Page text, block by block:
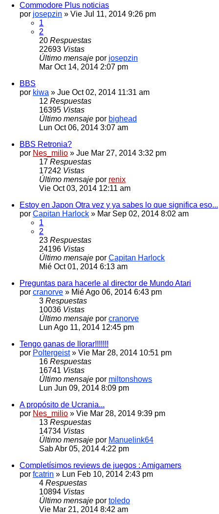
Commodore Plus noticias
por josepzin » Vie Jul 11, 2014 9:26 pm
1
2
20 Respuestas
22693 Vistas
Último mensaje por josepzin
Mar Oct 14, 2014 2:07 pm
BBS
por kiwa » Jue Oct 02, 2014 11:31 am
12 Respuestas
16395 Vistas
Último mensaje por bighead
Lun Oct 06, 2014 3:07 am
BBS Retronia?
por Nes_milio » Jue Mar 27, 2014 3:32 pm
17 Respuestas
17242 Vistas
Último mensaje por renix
Vie Oct 03, 2014 12:11 am
Estoy en Japon Otra vez y ya sabes lo que significa eso...
por Capitan Harlock » Mar Sep 02, 2014 8:02 am
1
2
23 Respuestas
24196 Vistas
Último mensaje por Capitan Harlock
Mié Oct 01, 2014 6:13 am
Preguntas para hacerle al director de Mundo Atari
por cranorve » Mié Ago 06, 2014 6:43 pm
3 Respuestas
10036 Vistas
Último mensaje por cranorve
Lun Ago 11, 2014 12:45 pm
Tengo ganas de llorar!!!!!!!
por Poltergeist» Vie Mar 28, 2014 10:51 pm
16 Respuestas
16741 Vistas
Último mensaje por miltonshows
Lun Jun 09, 2014 8:09 pm
A propósito de Ucrania...
por Nes_milio » Vie Mar 28, 2014 9:39 pm
13 Respuestas
14734 Vistas
Último mensaje por Manuelink64
Sab Abr 05, 2014 4:22 pm
Completísimos reviews de juegos : Amigamers
por fcatrin » Lun Feb 10, 2014 2:43 pm
4 Respuestas
10894 Vistas
Último mensaje por toledo
Vie Mar 21, 2014 8:42 am